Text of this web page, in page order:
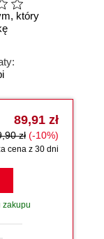
który
89,91 zł
zł (-10%)
cena z 30 dni
zakupu